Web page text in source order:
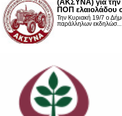
(ΑΚΣΥΝΑ) για την
ΠΟΠ ελαιολάδου
Την Κυριακή 19/7 ο
παράλληλων εκδηλώσ...